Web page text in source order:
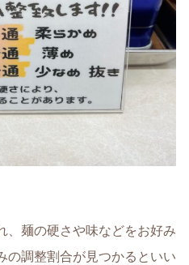
、麺の硬さや味などをお好み
の調整割合が見つかるといい